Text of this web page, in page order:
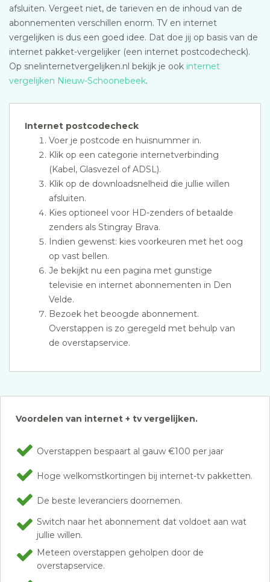
afsluiten. Vergeet niet, de tarieven en de inhoud van de
abonnementen verschillen enorm. TV en internet
vergelijken is dus een goed idee. Dat doe jij op basis van de
internet pakket-vergelijker (een internet postcodecheck).
Op snelinternetvergelijken.nl bekijk je ook internet
vergelijken Nieuw-Schoonebeek.
Internet postcodecheck
Voer je postcode en huisnummer in.
Klik op een categorie internetverbinding
(Kabel, Glasvezel of ADSL).
Klik op de downloadsnelheid die jullie willen
afsluiten.
Kies optioneel voor HD-zenders of betaalde
zenders als Stingray Brava.
Indien gewenst: kies voorkeuren met het oog
op vast bellen.
Je bekijkt nu een pagina met gunstige
televisie en internet abonnementen in Den
Velde.
Bezoek het beoogde abonnement.
Overstappen is zo geregeld met behulp van
de overstapservice.
Voordelen van internet + tv vergelijken.
Overstappen bespaart al gauw €100 per jaar
Hoge welkomstkortingen bij internet-tv pakketten.
De beste leveranciers doornemen.
Switch naar het abonnement dat voldoet aan wat
jullie willen.
Meteen overstappen geholpen door de
overstapservice.